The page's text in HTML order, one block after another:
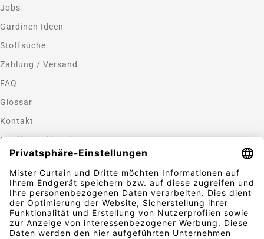
Jobs
Gardinen Ideen
Stoffsuche
Zahlung / Versand
FAQ
Glossar
Kontakt
Gardinen nähen lassen
Zahlungsmethoden
Sicherheit